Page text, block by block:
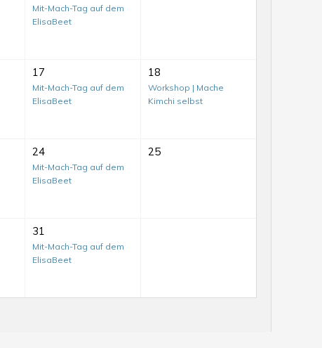
Mit-Mach-Tag auf dem
ElisaBeet
17
Mit-Mach-Tag auf dem
ElisaBeet
18
Workshop | Mache
Kimchi selbst
24
Mit-Mach-Tag auf dem
ElisaBeet
25
31
Mit-Mach-Tag auf dem
ElisaBeet
Mit-
Mach-